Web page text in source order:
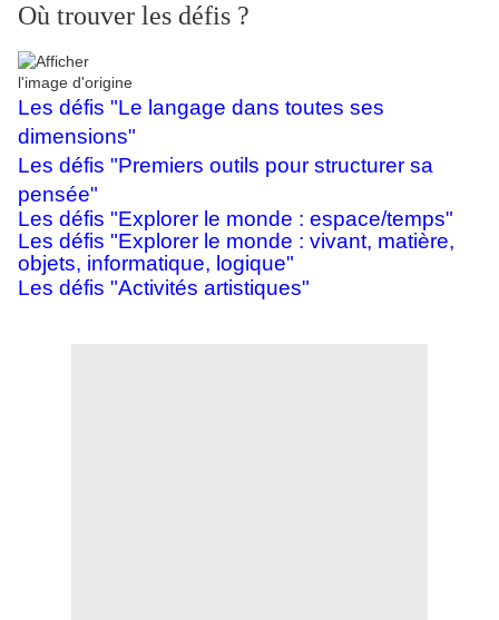
Où trouver les défis ?
Les défis "Le langage dans toutes ses
dimensions"
Les défis "Premiers outils pour structurer sa
pensée"
Les défis "Explorer le monde : espace/temps"
Les défis "Explorer le monde : vivant, matière,
objets, informatique, logique"
Les défis "Activités artistiques"